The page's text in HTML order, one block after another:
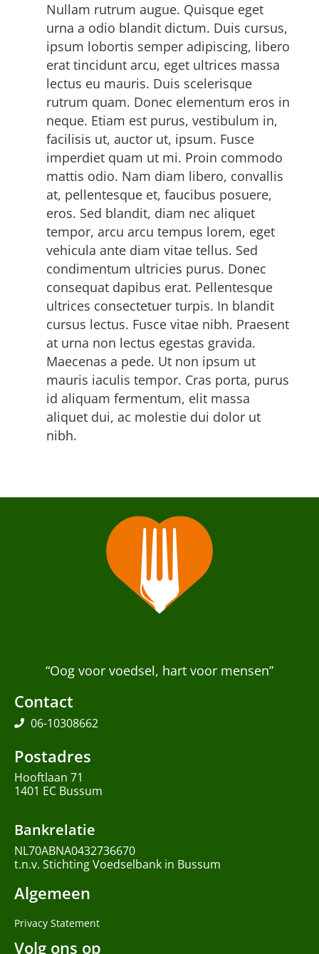
Nullam rutrum augue. Quisque eget
urna a odio blandit dictum. Duis cursus,
ipsum lobortis semper adipiscing, libero
erat tincidunt arcu, eget ultrices massa
lectus eu mauris. Duis scelerisque
rutrum quam. Donec elementum eros in
neque. Etiam est purus, vestibulum in,
facilisis ut, auctor ut, ipsum. Fusce
imperdiet quam ut mi. Proin commodo
mattis odio. Nam diam libero, convallis
at, pellentesque et, faucibus posuere,
eros. Sed blandit, diam nec aliquet
tempor, arcu arcu tempus lorem, eget
vehicula ante diam vitae tellus. Sed
condimentum ultricies purus. Donec
consequat dapibus erat. Pellentesque
ultrices consectetuer turpis. In blandit
cursus lectus. Fusce vitae nibh. Praesent
at urna non lectus egestas gravida.
Maecenas a pede. Ut non ipsum ut
mauris iaculis tempor. Cras porta, purus
id aliquam fermentum, elit massa
aliquet dui, ac molestie dui dolor ut
nibh.
“Oog voor voedsel, hart voor mensen”
Contact
06-10308662
Postadres
Hooftlaan 71
1401 EC Bussum
Bankrelatie
NL70ABNA0432736670
t.n.v. Stichting Voedselbank in Bussum
Algemeen
Privacy Statement
Volg ons op